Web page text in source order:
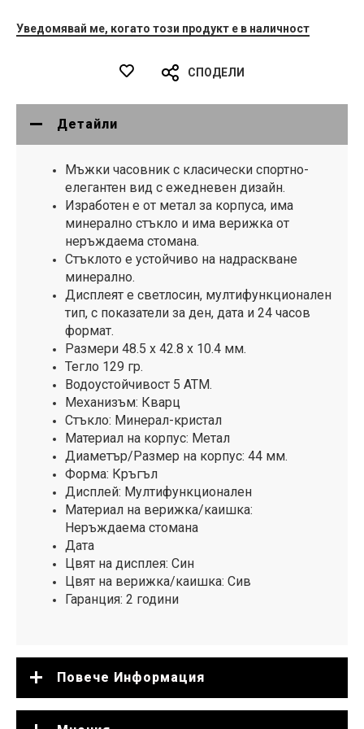
Уведомявай ме, когато този продукт е в наличност
СПОДЕЛИ
Детайли
Мъжки часовник с класически спортно-
елегантен вид с ежедневен дизайн.
Изработен е от метал за корпуса, има
минерално стъкло и има верижка от
неръждаема стомана.
Стъклото е устойчиво на надраскване
минерално.
Дисплеят е светлосин, мултифункционален
тип, с показатели за ден, дата и 24 часов
формат.
Размери 48.5 х 42.8 х 10.4 мм.
Тегло 129 гр.
Водоустойчивост 5 АТМ.
Механизъм: Кварц
Стъкло: Минерал-кристал
Материал на корпус: Метал
Диаметър/Размер на корпус: 44 мм.
Форма: Кръгъл
Дисплей: Мултифункционален
Материал на верижка/каишка:
Неръждаема стомана
Дата
Цвят на дисплея: Син
Цвят на верижка/каишка: Сив
Гаранция: 2 години
Повече Информация